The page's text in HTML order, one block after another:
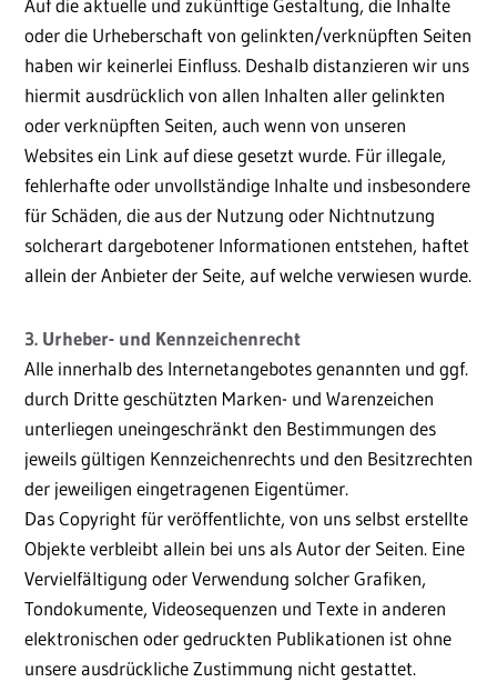
Auf die aktuelle und zukünftige Gestaltung, die Inhalte
oder die Urheberschaft von gelinkten/verknüpften Seiten
haben wir keinerlei Einfluss. Deshalb distanzieren wir uns
hiermit ausdrücklich von allen Inhalten aller gelinkten
oder verknüpften Seiten, auch wenn von unseren
Websites ein Link auf diese gesetzt wurde. Für illegale,
fehlerhafte oder unvollständige Inhalte und insbesondere
für Schäden, die aus der Nutzung oder Nichtnutzung
solcherart dargebotener Informationen entstehen, haftet
allein der Anbieter der Seite, auf welche verwiesen wurde.
3. Urheber- und Kennzeichenrecht
Alle innerhalb des Internetangebotes genannten und ggf.
durch Dritte geschützten Marken- und Warenzeichen
unterliegen uneingeschränkt den Bestimmungen des
jeweils gültigen Kennzeichenrechts und den Besitzrechten
der jeweiligen eingetragenen Eigentümer.
Das Copyright für veröffentlichte, von uns selbst erstellte
Objekte verbleibt allein bei uns als Autor der Seiten. Eine
Vervielfältigung oder Verwendung solcher Grafiken,
Tondokumente, Videosequenzen und Texte in anderen
elektronischen oder gedruckten Publikationen ist ohne
unsere ausdrückliche Zustimmung nicht gestattet.